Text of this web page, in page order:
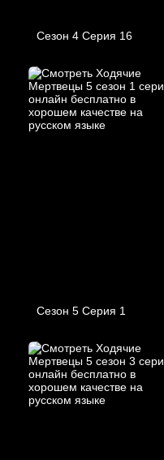
Сезон 4 Серия 16
Сезон 5 Серия 1